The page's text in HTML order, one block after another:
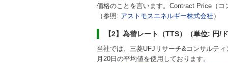
価格のことを言います。Contract Price（コ
（参照: アストモスエネルギー株式会社 ）
【2】為替レート（TTS）（単位: 円/
当社では、三菱UFJリサーチ&コンサルテ
月20日の平均値を使用しております。